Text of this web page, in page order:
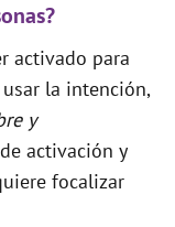
activado para
la intención,
y
activación y
focalizar